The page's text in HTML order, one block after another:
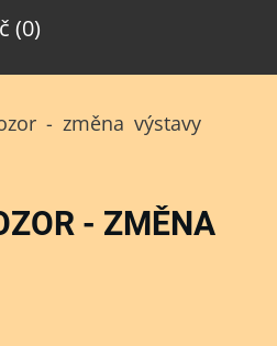
(0)
- změna výstavy
- ZMĚNA